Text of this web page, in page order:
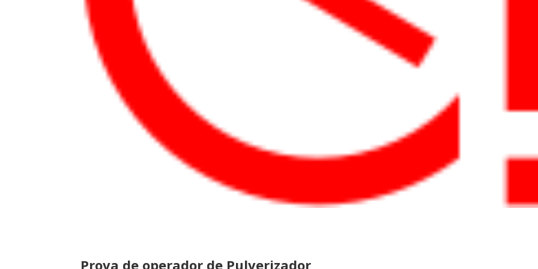
Prova de operador de Pulverizador